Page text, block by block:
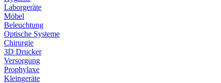
Laborgeräte
Möbel
Beleuchtung
Optische Systeme
Chirurgie
3D Drucker
Versorgung
Prophylaxe
Kleingeräte